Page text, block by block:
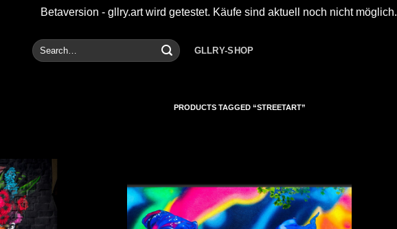
Betaversion - gllry.art wird getestet. Käufe sind aktuell noch nicht möglich.
Search
for:
GLLRY-SHOP
PRODUCTS TAGGED “STREETART”